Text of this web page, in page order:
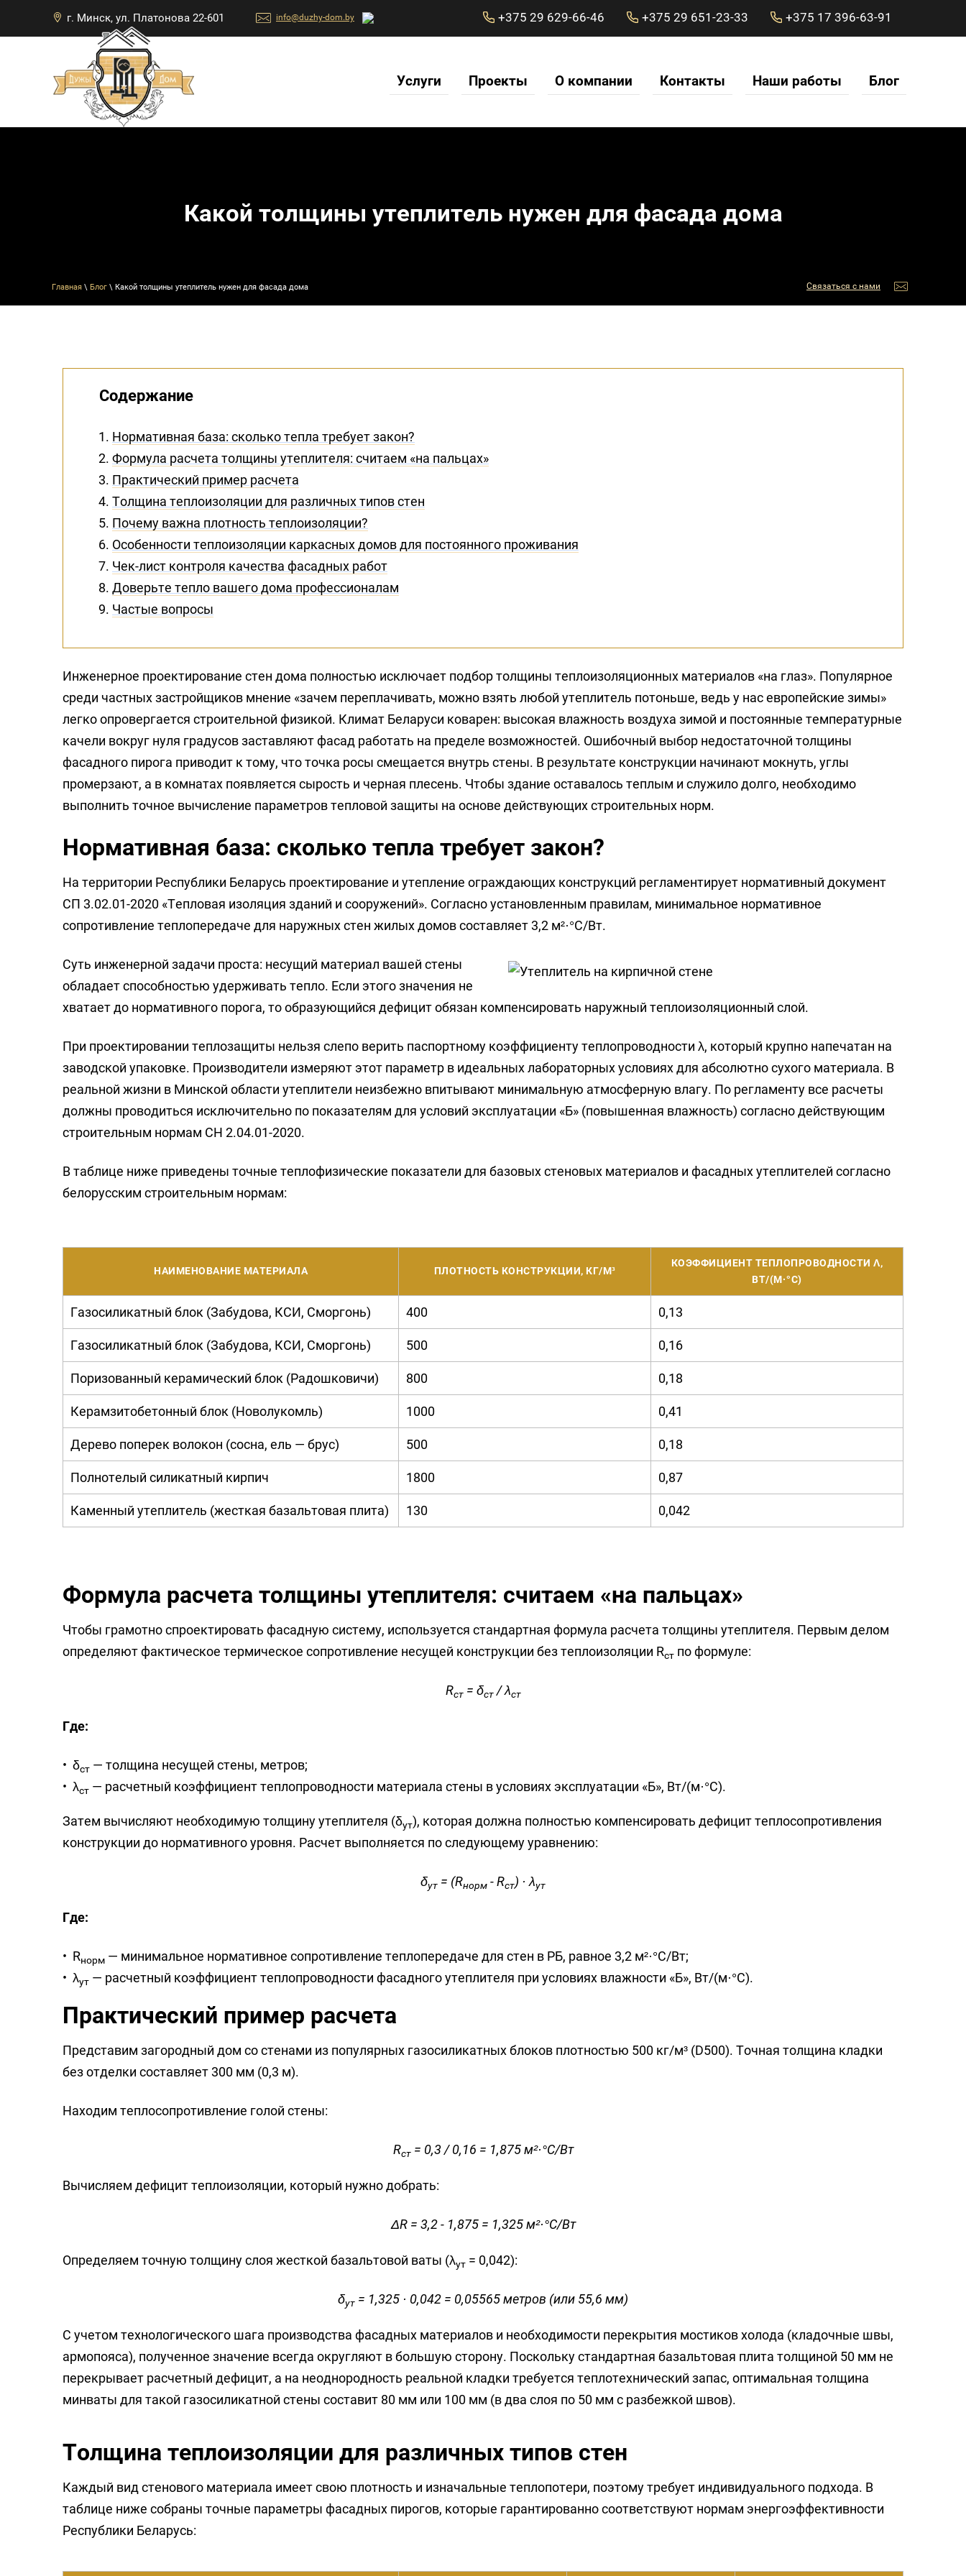
г. Минск, ул. Платонова 22-601 info@duzhy-dom.by +375 29 629-66-46 +375 29 651-23-33 +375 17 396-63-91
Услуги Проекты О компании Контакты Наши работы Блог
Какой толщины утеплитель нужен для фасада дома
Главная \ Блог \ Какой толщины утеплитель нужен для фасада дома Связаться с нами
Содержание
Нормативная база: сколько тепла требует закон?
Формула расчета толщины утеплителя: считаем «на пальцах»
Практический пример расчета
Толщина теплоизоляции для различных типов стен
Почему важна плотность теплоизоляции?
Особенности теплоизоляции каркасных домов для постоянного проживания
Чек-лист контроля качества фасадных работ
Доверьте тепло вашего дома профессионалам
Частые вопросы
Инженерное проектирование стен дома полностью исключает подбор толщины теплоизоляционных материалов «на глаз». Популярное
среди частных застройщиков мнение «зачем переплачивать, можно взять любой утеплитель потоньше, ведь у нас европейские зимы»
легко опровергается строительной физикой. Климат Беларуси коварен: высокая влажность воздуха зимой и постоянные температурные
качели вокруг нуля градусов заставляют фасад работать на пределе возможностей. Ошибочный выбор недостаточной толщины
фасадного пирога приводит к тому, что точка росы смещается внутрь стены. В результате конструкции начинают мокнуть, углы
промерзают, а в комнатах появляется сырость и черная плесень. Чтобы здание оставалось теплым и служило долго, необходимо
выполнить точное вычисление параметров тепловой защиты на основе действующих строительных норм.
Нормативная база: сколько тепла требует закон?
На территории Республики Беларусь проектирование и утепление ограждающих конструкций регламентирует нормативный документ
СП 3.02.01-2020 «Тепловая изоляция зданий и сооружений». Согласно установленным правилам, минимальное нормативное
сопротивление теплопередаче для наружных стен жилых домов составляет 3,2 м²·°C/Вт.
Суть инженерной задачи проста: несущий материал вашей стены
обладает способностью удерживать тепло. Если этого значения не
хватает до нормативного порога, то образующийся дефицит обязан компенсировать наружный теплоизоляционный слой.
При проектировании теплозащиты нельзя слепо верить паспортному коэффициенту теплопроводности λ, который крупно напечатан на
заводской упаковке. Производители измеряют этот параметр в идеальных лабораторных условиях для абсолютно сухого материала. В
реальной жизни в Минской области утеплители неизбежно впитывают минимальную атмосферную влагу. По регламенту все расчеты
должны проводиться исключительно по показателям для условий эксплуатации «Б» (повышенная влажность) согласно действующим
строительным нормам СН 2.04.01-2020.
В таблице ниже приведены точные теплофизические показатели для базовых стеновых материалов и фасадных утеплителей согласно
белорусским строительным нормам:
НАИМЕНОВАНИЕ МАТЕРИАЛА ПЛОТНОСТЬ КОНСТРУКЦИИ, КГ/М³
КОЭФФИЦИЕНТ ТЕПЛОПРОВОДНОСТИ Λ,
ВТ/(М·°C)
Газосиликатный блок (Забудова, КСИ, Сморгонь) 400 0,13
Газосиликатный блок (Забудова, КСИ, Сморгонь) 500 0,16
Поризованный керамический блок (Радошковичи) 800 0,18
Керамзитобетонный блок (Новолукомль) 1000 0,41
Дерево поперек волокон (сосна, ель — брус) 500 0,18
Полнотелый силикатный кирпич 1800 0,87
Каменный утеплитель (жесткая базальтовая плита) 130 0,042
Формула расчета толщины утеплителя: считаем «на пальцах»
Чтобы грамотно спроектировать фасадную систему, используется стандартная формула расчета толщины утеплителя. Первым делом
определяют фактическое термическое сопротивление несущей конструкции без теплоизоляции Rст по формуле:
Rст= δст/ λст
Где:
δст — толщина несущей стены, метров;
λст — расчетный коэффициент теплопроводности материала стены в условиях эксплуатации «Б», Вт/(м·°C).
Затем вычисляют необходимую толщину утеплителя (δут), которая должна полностью компенсировать дефицит теплосопротивления
конструкции до нормативного уровня. Расчет выполняется по следующему уравнению:
δут = (Rнорм - Rст) · λут
Где:
Rнорм — минимальное нормативное сопротивление теплопередаче для стен в РБ, равное 3,2 м²·°C/Вт;
λут — расчетный коэффициент теплопроводности фасадного утеплителя при условиях влажности «Б», Вт/(м·°C).
Практический пример расчета
Представим загородный дом со стенами из популярных газосиликатных блоков плотностью 500 кг/м³ (D500). Точная толщина кладки
без отделки составляет 300 мм (0,3 м).
Находим теплосопротивление голой стены:
Rст= 0,3 / 0,16 = 1,875 м²·°C/Вт
Вычисляем дефицит теплоизоляции, который нужно добрать:
ΔR = 3,2 - 1,875 = 1,325 м²·°C/Вт
Определяем точную толщину слоя жесткой базальтовой ваты (λут = 0,042):
δут = 1,325 · 0,042 = 0,05565 метров (или 55,6 мм)
С учетом технологического шага производства фасадных материалов и необходимости перекрытия мостиков холода (кладочные швы,
армопояса), полученное значение всегда округляют в большую сторону. Поскольку стандартная базальтовая плита толщиной 50 мм не
перекрывает расчетный дефицит, а на неоднородность реальной кладки требуется теплотехнический запас, оптимальная толщина
минваты для такой газосиликатной стены составит 80 мм или 100 мм (в два слоя по 50 мм с разбежкой швов).
Толщина теплоизоляции для различных типов стен
Каждый вид стенового материала имеет свою плотность и изначальные теплопотери, поэтому требует индивидуального подхода. В
таблице ниже собраны точные параметры фасадных пирогов, которые гарантированно соответствуют нормам энергоэффективности
Республики Беларусь: